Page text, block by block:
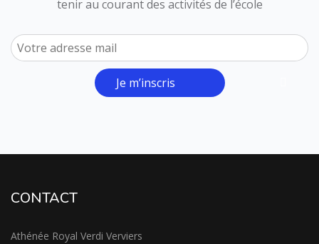
tenir au courant des activités de l’école
Je m’inscris
CONTACT
Athénée Royal Verdi Verviers